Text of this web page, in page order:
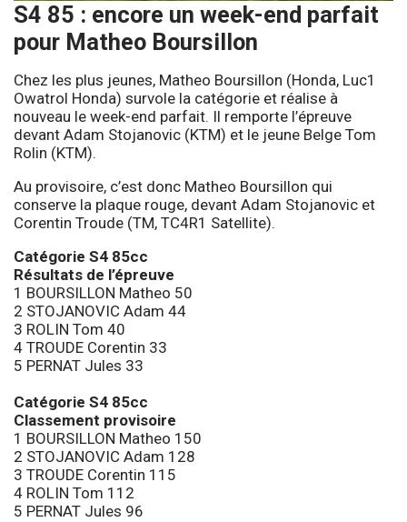
S4 85 : encore un week-end parfait
pour Matheo Boursillon
Chez les plus jeunes, Matheo Boursillon (Honda, Luc1
Owatrol Honda) survole la catégorie et réalise à
nouveau le week-end parfait. Il remporte l’épreuve
devant Adam Stojanovic (KTM) et le jeune Belge Tom
Rolin (KTM).
Au provisoire, c’est donc Matheo Boursillon qui
conserve la plaque rouge, devant Adam Stojanovic et
Corentin Troude (TM, TC4R1 Satellite).
Catégorie S4 85cc
Résultats de l’épreuve
1 BOURSILLON Matheo 50
2 STOJANOVIC Adam 44
3 ROLIN Tom 40
4 TROUDE Corentin 33
5 PERNAT Jules 33
Catégorie S4 85cc
Classement provisoire
1 BOURSILLON Matheo 150
2 STOJANOVIC Adam 128
3 TROUDE Corentin 115
4 ROLIN Tom 112
5 PERNAT Jules 96